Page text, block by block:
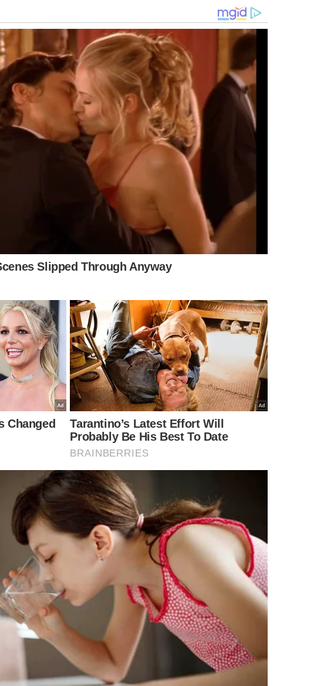
Estado do Piauí reforça a importância de que toda e
a eventos públicos ou privados, possua o
pela corporação. Este documento é uma exigência legal
a proteção da vida, do patrimônio, e do meio
atende aos requisitos mínimos de segurança
diz a nota do CBMEPI.
(14), por volta das 21h30, durante a abertura do festejo de São
de segurança mostra o momento em que o brinquedo, também
com crianças e adolescentes.
se movimentando de forma irregular. U
m homem ainda
a estrutura metálica cede completamente, provocando a queda
presente na praça, que estava lotada.